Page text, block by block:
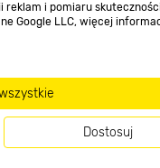
reklam i pomiaru
Google LLC, więcej
Dostosuj
Polityka prywatności